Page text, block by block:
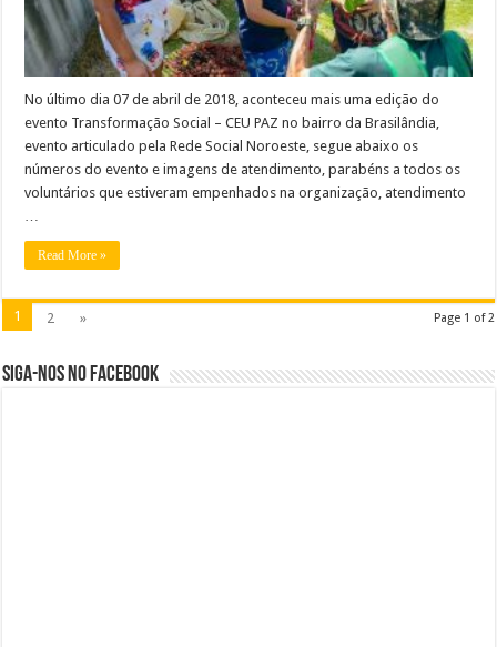
No último dia 07 de abril de 2018, aconteceu mais uma edição do
evento Transformação Social – CEU PAZ no bairro da Brasilândia,
evento articulado pela Rede Social Noroeste, segue abaixo os
números do evento e imagens de atendimento, parabéns a todos os
voluntários que estiveram empenhados na organização, atendimento
Read More »
Page 1 of 2
1 2 »
Siga-nos no Facebook